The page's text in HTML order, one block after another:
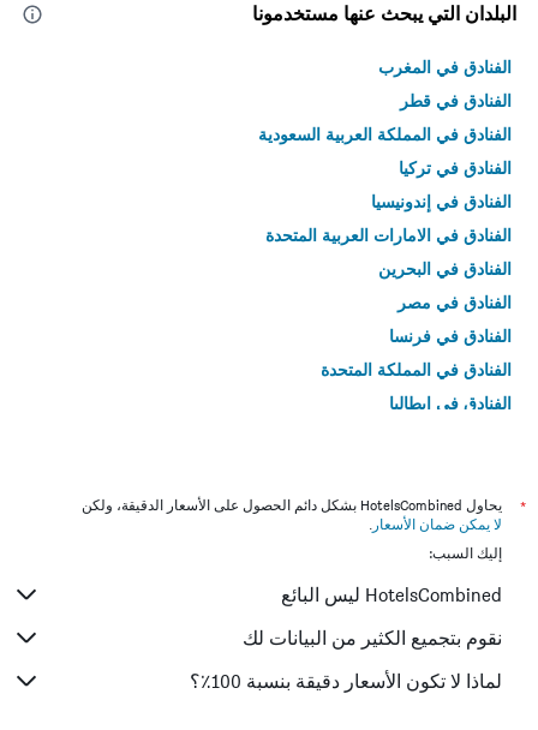
البلدان التي يبحث عنها مستخدمونا
الفنادق في المغرب
الفنادق في قطر
الفنادق في المملكة العربية السعودية
الفنادق في تركيا
الفنادق في إندونيسيا
الفنادق في الامارات العربية المتحدة
الفنادق في البحرين
الفنادق في مصر
الفنادق في فرنسا
الفنادق في المملكة المتحدة
الفنادق في إيطاليا
*
يحاول HotelsCombined بشكل دائم الحصول على الأسعار الدقيقة، ولكن
لا يمكن ضمان الأسعار .
إليك السبب:
HotelsCombined ليس البائع
نقوم بتجميع الكثير من البيانات لك
لماذا لا تكون الأسعار دقيقة بنسبة 100٪؟